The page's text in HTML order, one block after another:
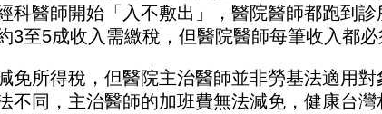
科醫師開始「入不敷出」，醫院醫師都跑到診
至5成收入需繳稅，但醫院醫師每筆收入都必
免所得稅，但醫院主治醫師並非勞基法適用對
不同，主治醫師的加班費無法減免，健康台灣